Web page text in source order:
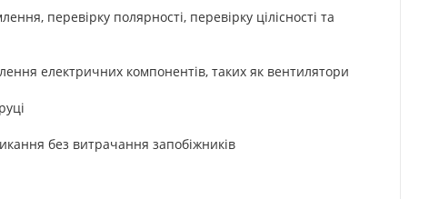
перевірку полярності, перевірку цілісності та
електричних компонентів, таких як вентилятори
без витрачання запобіжників